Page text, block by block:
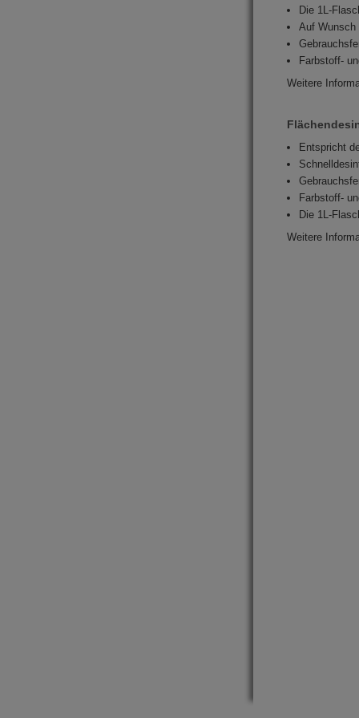
Die 1L-
Auf Wunsch
Farbstoff-
Weitere
Entspricht
Farbstoff-
Die 1L-
Weitere